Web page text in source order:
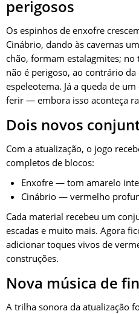
perigosos
Os espinhos de enxofre
Cinábrio, dando às cavernas
chão, formam estalagmites;
não é perigoso, ao contrário
espeleotema. Já a queda de
ferir — embora isso aconteça
Dois novos
Com a atualização, o jogo
completos de blocos:
Enxofre — tom amarelo
Cinábrio — vermelho
Cada material recebeu um
escadas e muito mais. Agora
adicionar toques vivos de
construções.
Nova música de
A trilha sonora da atualização